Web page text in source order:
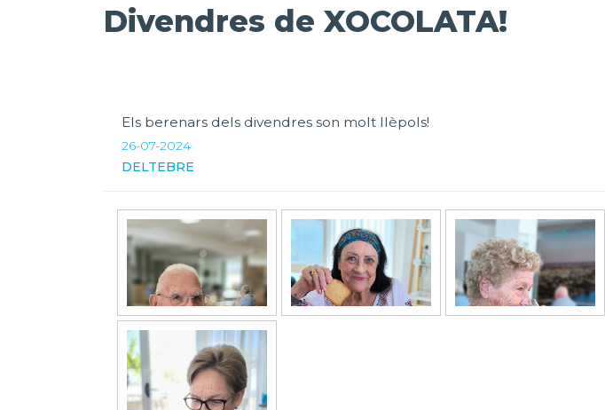
Divendres de XOCOLATA!
Els berenars dels divendres son molt llèpols!
26-07-2024
DELTEBRE